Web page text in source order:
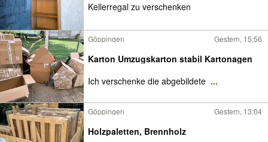
Kellerregal zu verschenken
Göppingen Gestern, 15:56
Karton Umzugskarton stabil Kartonagen
Ich verschenke die abgebildete ...
Göppingen Gestern, 13:04
Holzpaletten, Brennholz